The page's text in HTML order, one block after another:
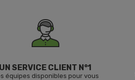
UN SERVICE CLIENT N°1
équipes disponibles pour vous